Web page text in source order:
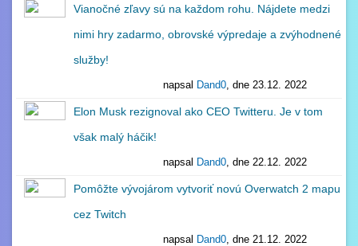
Vianočné zľavy sú na každom rohu. Nájdete medzi
nimi hry zadarmo, obrovské výpredaje a zvýhodnené
služby!
napsal Dand0, dne 23.12. 2022
Elon Musk rezignoval ako CEO Twitteru. Je v tom
však malý háčik!
napsal Dand0, dne 22.12. 2022
Pomôžte vývojárom vytvoriť novú Overwatch 2 mapu
cez Twitch
napsal Dand0, dne 21.12. 2022